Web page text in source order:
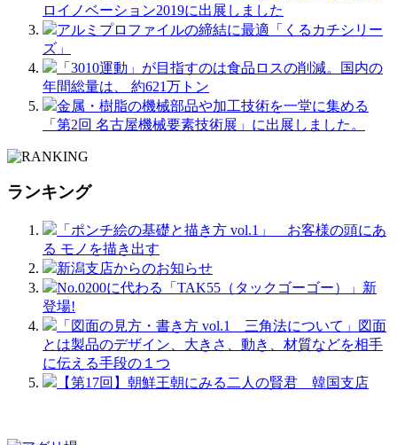
ロイノベーション2019に出展しました
アルミプロファイルの締結に最適「くるカチシリー
ズ」
「3010運動」が目指すのは食品ロスの削減。国内の
年間総量は、 約621万トン
金属・樹脂の機械部品や加工技術を一堂に集める
「第2回 名古屋機械要素技術展」に出展しました。
ランキング
「ポンチ絵の基礎と描き方 vol.1」 お客様の頭にあ
る モノを描き出す
新潟支店からのお知らせ
No.0200に代わる「TAK55（タックゴーゴー）」新
登場!
「図面の見方・書き方 vol.1 三角法について」図面
とは製品のデザイン、大きさ、動き、材質などを相手
に伝える手段の１つ
【第17回】朝鮮王朝にみる二人の賢君 韓国支店